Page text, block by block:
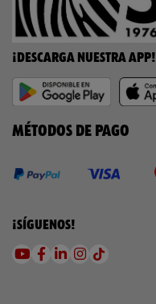
¡DESCARGA NUESTRA APP!
MÉTODOS DE PAGO
¡SÍGUENOS!